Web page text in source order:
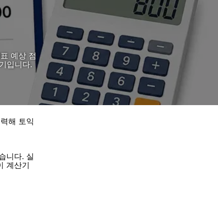
예상 점
입니다.
해 토익
니다. 실
계산기